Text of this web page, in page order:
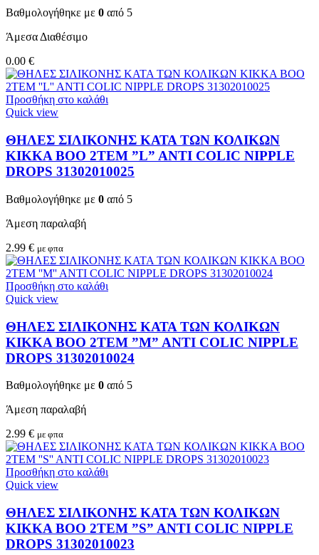
Βαθμολογήθηκε με 0 από 5
Άμεσα Διαθέσιμο
0.00 €
Προσθήκη στο καλάθι
Quick view
ΘΗΛΕΣ ΣΙΛΙΚΟΝΗΣ ΚΑΤΑ ΤΩΝ ΚΟΛΙΚΩΝ
KIKKA BOO 2TEM ”L” ANTI COLIC NIPPLE
DROPS 31302010025
Βαθμολογήθηκε με 0 από 5
Άμεση παραλαβή
2.99 € με φπα
Προσθήκη στο καλάθι
Quick view
ΘΗΛΕΣ ΣΙΛΙΚΟΝΗΣ ΚΑΤΑ ΤΩΝ ΚΟΛΙΚΩΝ
KIKKA BOO 2TEM ”M” ANTI COLIC NIPPLE
DROPS 31302010024
Βαθμολογήθηκε με 0 από 5
Άμεση παραλαβή
2.99 € με φπα
Προσθήκη στο καλάθι
Quick view
ΘΗΛΕΣ ΣΙΛΙΚΟΝΗΣ ΚΑΤΑ ΤΩΝ ΚΟΛΙΚΩΝ
KIKKA BOO 2TEM ”S” ANTI COLIC NIPPLE
DROPS 31302010023